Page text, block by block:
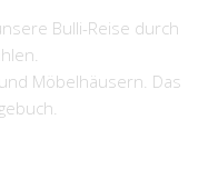
Bulli-Reise durch
Möbelhäusern. Das